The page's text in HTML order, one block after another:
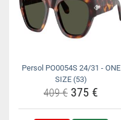
Persol PO0054S 24/31 - ONE
SIZE (53)
409 € 375 €